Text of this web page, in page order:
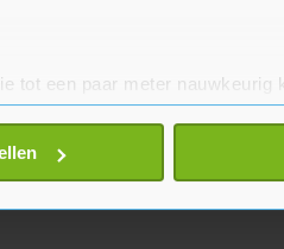
tot een paar meter nauwkeurig
specifieke eigenschappen
en stel uw voorkeuren in het
Meld misbruik